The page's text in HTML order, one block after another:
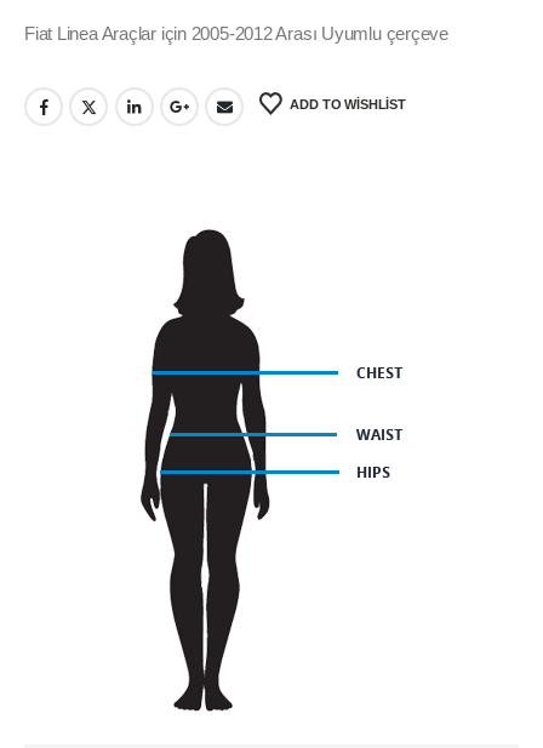
Fiat Linea Araçlar için 2005-2012 Arası Uyumlu çerçeve
ADD TO WISHLIST